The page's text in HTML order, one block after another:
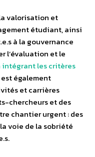
valorisation et
étudiant, ainsi
à la gouvernance
l’évaluation et le
intégrant les critères
est également
et carrières
chercheurs et des
chantier urgent : des
voie de la sobriété